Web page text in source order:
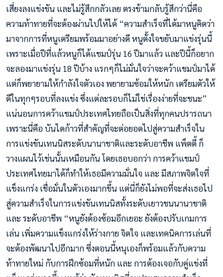
เสี่ยงลงแข่งขัน และไม่รู้สึกกลัวเลย ตรงข้ามกลับรู้สึกว่านี่คือ
ความท้าทายที่จะต้องผ่านไปให้ได้ “ความสำเร็จที่ได้มาหนูคิดว่า
มาจากการที่หนูเตรียมพร้อมมาอย่างดี หนูตั้งใจขยับมาแข่งรุ่นนี้
เพราะเมื่อปีที่แล้วหนูก็ได้แชมป์รุ่น 16 ปีมาแล้ว และปีนี้ก็อยาก
จะลองมาแข่งรุ่น 18 ปีบ้าง แรกๆก็ไม่มั่นใจว่าจะคว้าแชมป์มาได้
แต่ก็พยายามให้กำลังใจตัวเอง พยายามซ้อมให้หนัก เตรียมตัวให้
ดีในทุกๆรอบที่ลงแข่ง ซึ่งแต่ละรอบก็ไม่ใช่เรื่องง่ายที่จะชนะ”
แน่นอนการคว้าแชมป์ประเทศไทยถือเป็นสิ่งที่ทุกคนปรารถนา
เพราะนี่คือ บันไดก้าวที่สำคัญที่จะต่อยอดไปสู่ความสำเร็จใน
การแข่งขันเทนนิสระดับนานาชาติและระดับอาชีพ แพ็ตตี้ ก็
วางแผนไว้เช่นนั้นเหมือนกัน โดยเธอบอกว่า การคว้าแชมป์
ประเทศไทยมาได้ก็ทำให้เธอมีความมั่นใจ และ มีสภาพจิตใจที่
แข็งแกร่ง เชื่อมั่นในตัวเองมากขึ้น แต่นี่ก็ยังไม่พอที่จะส่งเธอไป
สู่ความสำเร็จในการแข่งขันเทนนิสทั้งระดับเยาวชนนานาชาติ
และ ระดับอาชีพ “หนูยังต้องซ้อมอีกเยอะ ยังต้องปรับเกมการ
เล่น เพิ่มความแข็งแกร่งให้ร่างกาย จิตใจ และเทคนิคการเล่นที่
จะต้องพัฒนาไปอีกมาก ซึ่งตอนนี้หนุเองก็พร้อมแล้วกับความ
ท้าทายใหม่ กับการฝึกซ้อมที่หนัก และ การต้องเจอกับคู่แข่งที่